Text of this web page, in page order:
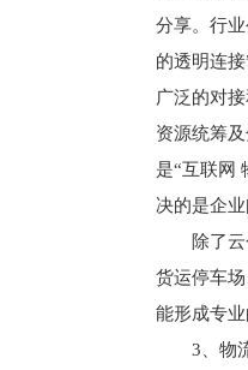
分享。行
的透明连
广泛的对
资源统筹
是“互联网
决的是企
除了
货运停车
能形成专业
3、物